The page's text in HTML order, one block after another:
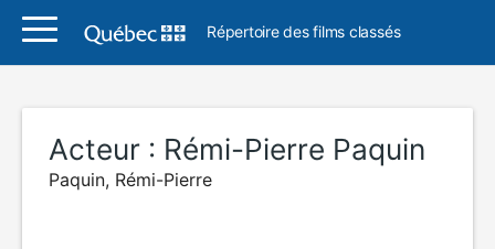
Répertoire des films classés
Acteur : Rémi-Pierre Paquin
Paquin, Rémi-Pierre